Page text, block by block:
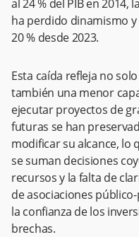
al 24 % del PIB en
ha perdido dinamismo
20 % desde 2023.
Esta caída refleja no
también una menor
ejecutar proyectos de
futuras se han
modificar su alcance, lo
se suman decisiones
recursos y la falta de
de asociaciones
la confianza de los
brechas.